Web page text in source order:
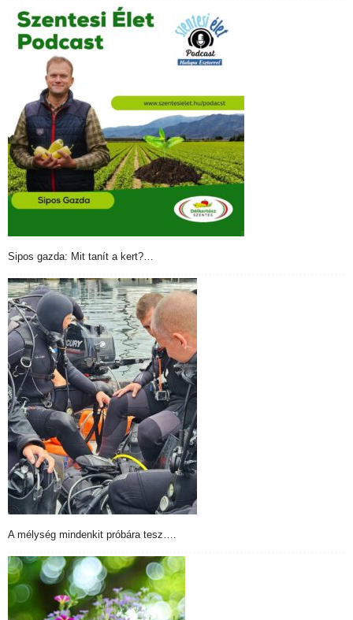
Sipos gazda: Mit tanít a kert?…
A mélység mindenkit próbára tesz….